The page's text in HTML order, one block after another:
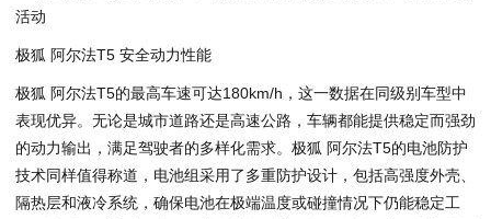
极狐 阿尔法T5 安全动力性能
极狐 阿尔法T5的最高车速可达180km/h，这一数据在同级别车型中
表现优异。无论是城市道路还是高速公路，车辆都能提供稳定而强劲
的动力输出，满足驾驶者的多样化需求。极狐 阿尔法T5的电池防护
技术同样值得称道，电池组采用了多重防护设计，包括高强度外壳、
隔热层和液冷系统，确保电池在极端温度或碰撞情况下仍能稳定工